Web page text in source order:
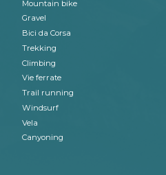
Mountain bike
Gravel
Bici da Corsa
Trekking
Climbing
Vie ferrate
Trail running
Windsurf
Vela
Canyoning